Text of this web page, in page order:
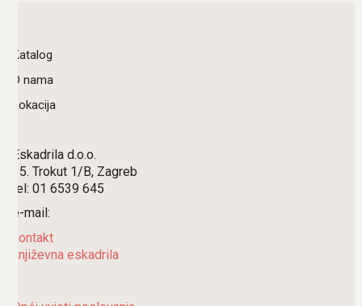
Katalog
O nama
Lokacija
Eskadrila d.o.o.
15. Trokut 1/B, Zagreb
tel: 01 6539 645
e-mail:
kontakt
književna eskadrila